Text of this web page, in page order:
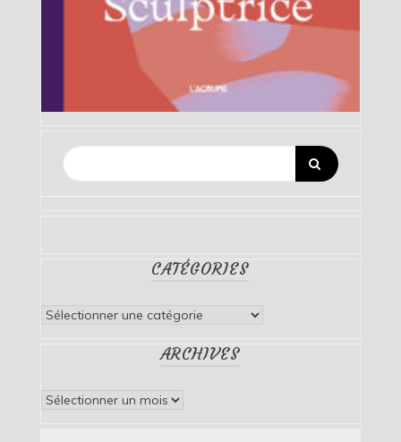
CATÉGORIES
Catégories
ARCHIVES
Archives